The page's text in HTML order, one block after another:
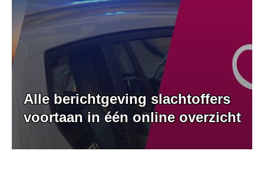
Alle berichtgeving slachtoffers
voortaan in één online overzicht